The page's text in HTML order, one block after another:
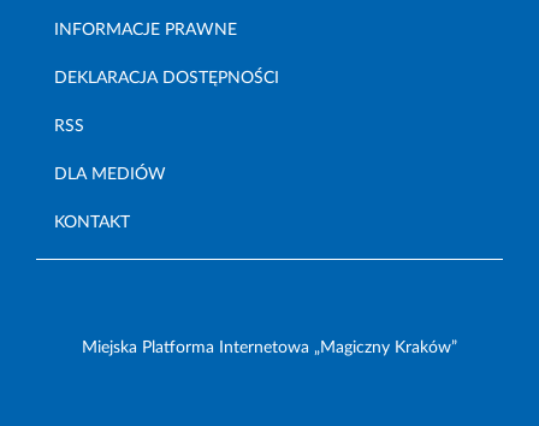
INFORMACJE PRAWNE
DEKLARACJA DOSTĘPNOŚCI
RSS
DLA MEDIÓW
KONTAKT
Miejska Platforma Internetowa „Magiczny Kraków”